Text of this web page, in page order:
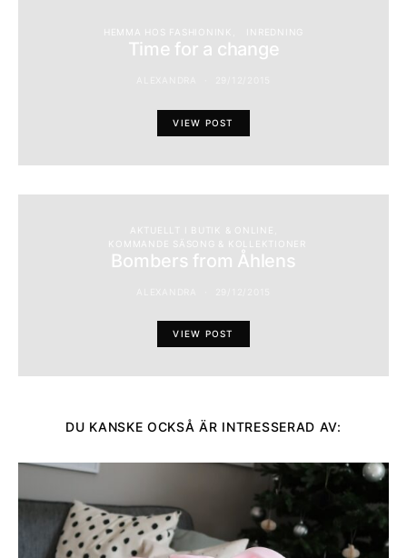
HEMMA HOS FASHIONINK
Time for a change
VIEW POST
AKTUELLT I BUTIK & ONLINE
KOMMANDE SÄSONG & KOLLEKTIONER
Bombers from Åhlens
VIEW POST
DU KANSKE OCKSÅ ÄR INTRESSERAD AV: